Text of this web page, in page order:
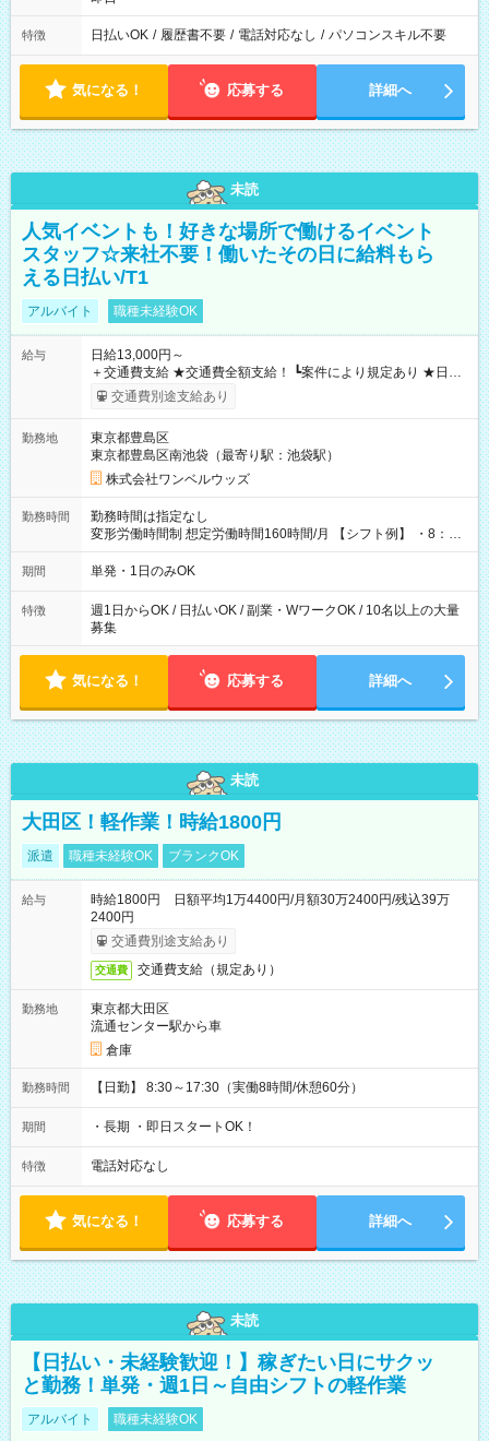
特徴 日払いOK / 履歴書不要 / 電話対応なし / パソコンスキル不要
気になる！ 応募する 詳細へ
未読
人気イベントも！好きな場所で働けるイベント
スタッフ☆来社不要！働いたその日に給料もら
える日払い/T1
アルバイト 職種未経験OK
給与
日給13,000円～
＋交通費支給 ★交通費全額支給！ ┗案件により規定あり ★日払
いOK！（規定あり） ┗働いたその日に現金GET♪ お仕事後はコ
ンビニATMから 日払い分を引き落とせます！ 【試用期間】試
交通費別途支給あり
勤務地
東京都豊島区
東京都豊島区南池袋（最寄り駅：池袋駅）
株式会社ワンベルウッズ
勤務時間
勤務時間は指定なし
変形労働時間制 想定労働時間160時間/月 【シフト例】 ・8：00
～21：00
期間 単発・1日のみOK
特徴
週1日からOK / 日払いOK / 副業・WワークOK / 10名以上の大量
募集
気になる！ 応募する 詳細へ
未読
大田区！軽作業！時給1800円
派遣 職種未経験OK ブランクOK
給与
時給1800円 日額平均1万4400円/月額30万2400円/残込39万
2400円
交通費別途支給あり
交通費 交通費支給（規定あり）
勤務地
東京都大田区
流通センター駅から車
倉庫
勤務時間 【日勤】 8:30～17:30（実働8時間/休憩60分）
期間 ・長期 ・即日スタートOK！
特徴 電話対応なし
気になる！ 応募する 詳細へ
未読
【日払い・未経験歓迎！】稼ぎたい日にサクッ
と勤務！単発・週1日～自由シフトの軽作業
アルバイト 職種未経験OK